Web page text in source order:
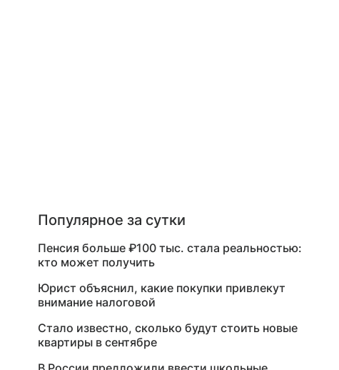
Популярное за сутки
Пенсия больше ₽100 тыс. стала реальностью:
кто может получить
Юрист объяснил, какие покупки привлекут
внимание налоговой
Стало известно, сколько будут стоить новые
квартиры в сентябре